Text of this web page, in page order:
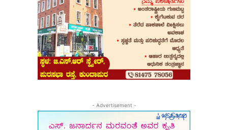
- Advertisement -